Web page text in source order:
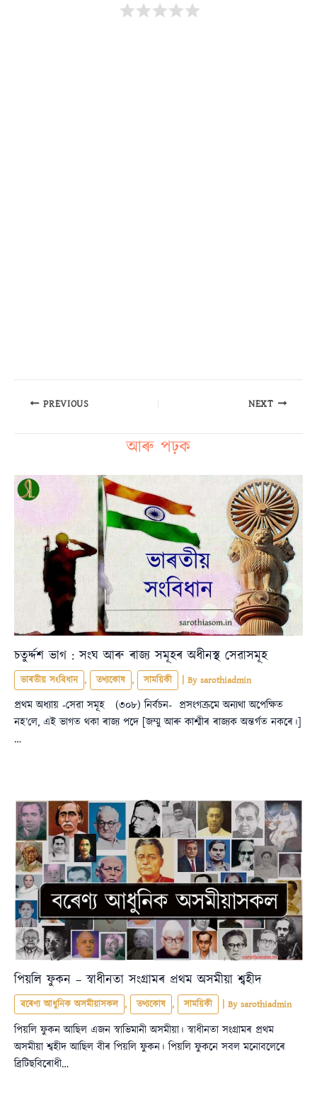
PREVIOUS NEXT
আৰু পঢ়ক
চতুৰ্দ্দশ ভাগ : সংঘ আৰু ৰাজ্য সমূহৰ অধীনস্থ সেৱাসমূহ
ভাৰতীয় সংবিধান , তথ্যকোষ , সাময়িকী | By sarothiadmin
প্রথম অধ্যায় -সেৱা সমূহ (৩০৮) নিৰ্বচন- প্রসংগক্রমে অন্যথা অপেক্ষিত
নহ’লে, এই ভাগত থকা ৰাজ্য পদে [জম্মু আৰু কাশ্মীৰ ৰাজ্যক অন্তৰ্গত নকৰে।]
…
পিয়লি ফুকন – স্বাধীনতা সংগ্ৰামৰ প্ৰথম অসমীয়া শ্বহীদ
বৰেণ্য আধুনিক অসমীয়াসকল , তথ্যকোষ , সাময়িকী | By sarothiadmin
পিয়লি ফুকন আছিল এজন স্বাভিমানী অসমীয়া। স্বাধীনতা সংগ্ৰামৰ প্ৰথম
অসমীয়া শ্বহীদ আছিল বীৰ পিয়লি ফুকন। পিয়লি ফুকনে সবল মনোবলেৰে
ব্ৰিটিছবিৰোধী…